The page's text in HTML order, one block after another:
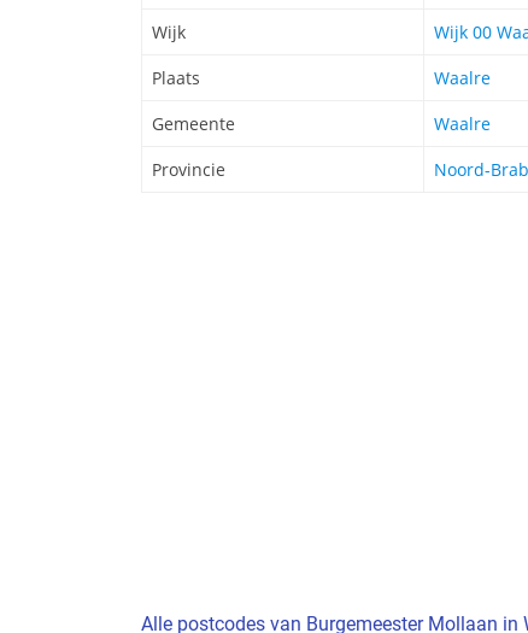
Wijk
Wijk 00
Plaats
Waalre
Gemeente
Waalre
Provincie
Noord-
Alle postcodes van Burgemeester Mollaan in